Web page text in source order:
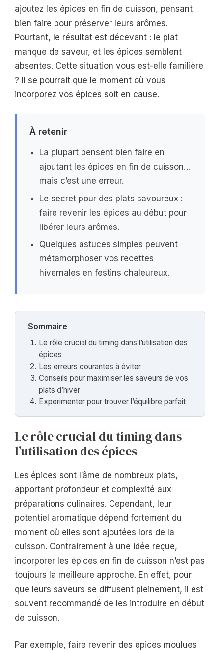
ajoutez les épices en fin de cuisson, pensant
bien faire pour préserver leurs arômes.
Pourtant, le résultat est décevant : le plat
manque de saveur, et les épices semblent
absentes. Cette situation vous est-elle familière
? Il se pourrait que le moment où vous
incorporez vos épices soit en cause.
À retenir
La plupart pensent bien faire en
ajoutant les épices en fin de cuisson…
mais c’est une erreur.
Le secret pour des plats savoureux :
faire revenir les épices au début pour
libérer leurs arômes.
Quelques astuces simples peuvent
métamorphoser vos recettes
hivernales en festins chaleureux.
Sommaire
Le rôle crucial du timing dans l’utilisation des
épices
Les erreurs courantes à éviter
Conseils pour maximiser les saveurs de vos
plats d’hiver
Expérimenter pour trouver l’équilibre parfait
Le rôle crucial du timing dans
l’utilisation des épices
Les épices sont l’âme de nombreux plats,
apportant profondeur et complexité aux
préparations culinaires. Cependant, leur
potentiel aromatique dépend fortement du
moment où elles sont ajoutées lors de la
cuisson. Contrairement à une idée reçue,
incorporer les épices en fin de cuisson n’est pas
toujours la meilleure approche. En effet, pour
que leurs saveurs se diffusent pleinement, il est
souvent recommandé de les introduire en début
de cuisson.
Par exemple, faire revenir des épices moulues